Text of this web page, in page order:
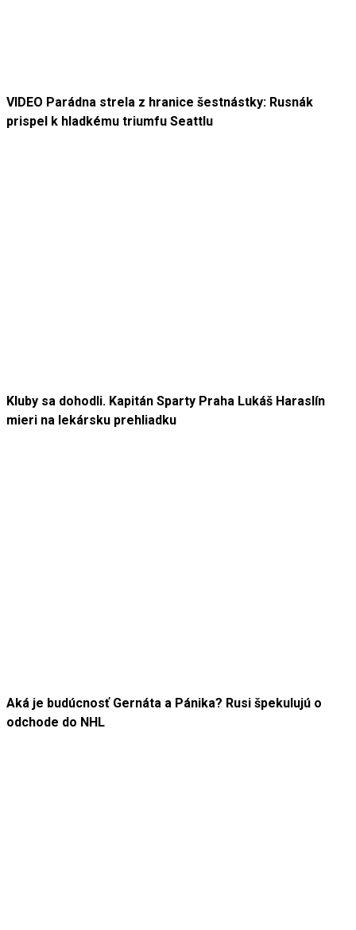
VIDEO Parádna strela z hranice šestnástky: Rusnák
prispel k hladkému triumfu Seattlu
Kluby sa dohodli. Kapitán Sparty Praha Lukáš Haraslín
mieri na lekársku prehliadku
Aká je budúcnosť Gernáta a Pánika? Rusi špekulujú o
odchode do NHL